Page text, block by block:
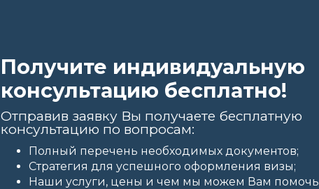
Получите индивидуальную
консультацию бесплатно!
Отправив заявку Вы получаете бесплатную
консультацию по вопросам:
Полный перечень необходимых документов;
Стратегия для успешного оформления визы;
Наши услуги, цены и чем мы можем Вам помочь